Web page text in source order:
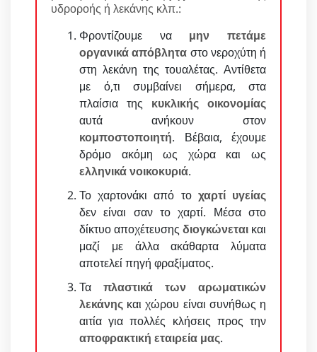
υδροροής ή λεκάνης κλπ.:
Φροντίζουμε να μην πετάμε
οργανικά απόβλητα στο νεροχύτη ή
στη λεκάνη της τουαλέτας. Αντίθετα
με ό,τι συμβαίνει σήμερα, στα
πλαίσια της κυκλικής οικονομίας
αυτά ανήκουν στον
κομποστοποιητή. Βέβαια, έχουμε
δρόμο ακόμη ως χώρα και ως
ελληνικά νοικοκυριά.
Το χαρτονάκι από το χαρτί υγείας
δεν είναι σαν το χαρτί. Μέσα στο
δίκτυο αποχέτευσης διογκώνεται και
μαζί με άλλα ακάθαρτα λύματα
αποτελεί πηγή φραξίματος.
Τα πλαστικά των αρωματικών
λεκάνης και χώρου είναι συνήθως η
αιτία για πολλές κλήσεις προς την
αποφρακτική εταιρεία μας.